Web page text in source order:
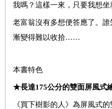
我嗎？這樣一來，只要我想坐
老富翁沒有多想便答應了。
漸變得難以收拾……
本書特色
★長達175公分的雙面屏風式
《買下樹影的人》為屏風式